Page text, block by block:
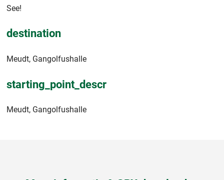
See!
destination
Meudt, Gangolfushalle
starting_point_descr
Meudt, Gangolfushalle